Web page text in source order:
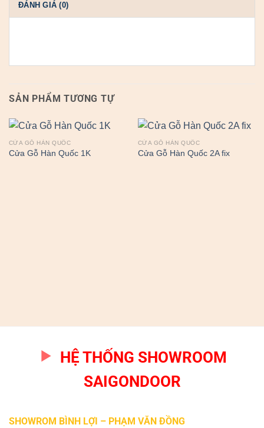
ĐÁNH GIÁ (0)
SẢN PHẨM TƯƠNG TỰ
CỬA GỖ HÀN QUỐC
Cửa Gỗ Hàn Quốc 1K
CỬA GỖ HÀN QUỐC
Cửa Gỗ Hàn Quốc 2A fix
HỆ THỐNG SHOWROOM
SAIGONDOOR
SHOWROM BÌNH LỢI – PHẠM VĂN ĐỒNG